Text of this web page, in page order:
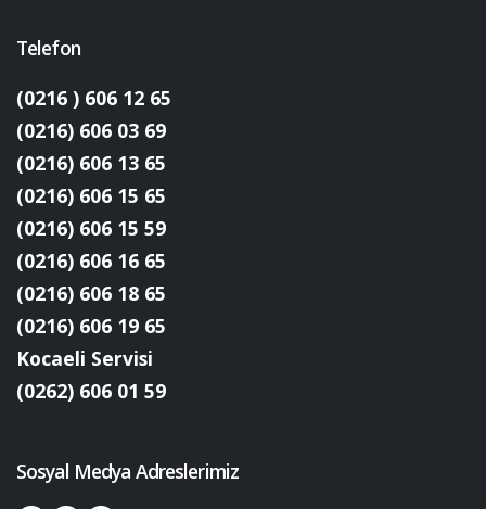
Telefon
(0216 ) 606 12 65
(0216) 606 03 69
(0216) 606 13 65
(0216) 606 15 65
(0216) 606 15 59
(0216) 606 16 65
(0216) 606 18 65
(0216) 606 19 65
Kocaeli Servisi
(0262) 606 01 59
Sosyal Medya Adreslerimiz